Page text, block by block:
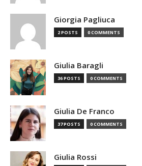
Giorgia Pagliuca
2 POSTS 0 COMMENTS
Giulia Baragli
36 POSTS 0 COMMENTS
Giulia De Franco
37 POSTS 0 COMMENTS
Giulia Rossi